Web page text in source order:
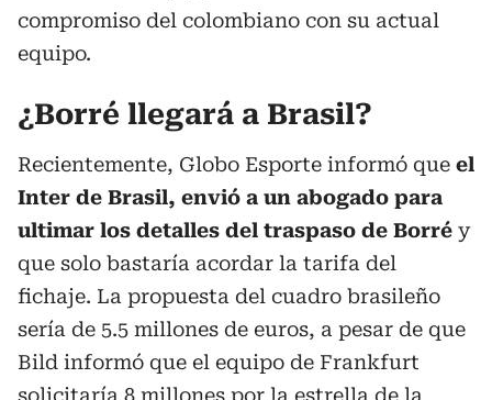
compromiso del colombiano con su actual
equipo.
¿Borré llegará a Brasil?
Recientemente, Globo Esporte informó que el
Inter de Brasil, envió a un abogado para
ultimar los detalles del traspaso de Borré y
que solo bastaría acordar la tarifa del
fichaje. La propuesta del cuadro brasileño
sería de 5.5 millones de euros, a pesar de que
Bild informó que el equipo de Frankfurt
solicitaría 8 millones por la estrella de la